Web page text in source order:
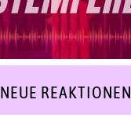
NEUE REAKTIONEN